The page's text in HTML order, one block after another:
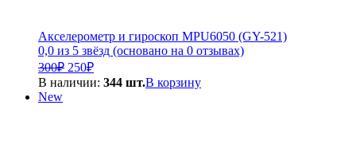
Акселерометр и гироскоп MPU6050 (GY-521)
0,0 из 5 звёзд (основано на 0 отзывах)
300₽ Первоначальная
цена
250₽Текущая
цена:
В наличии: 344 шт.В корзину
New